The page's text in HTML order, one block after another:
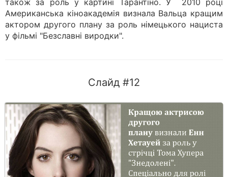
також за роль у картині Тарантіно. У 2010 році
Американська кіноакадемія визнала Вальца кращим
актором другого плану за роль німецького нациста
у фільмі "Безславні виродки".
Слайд #12